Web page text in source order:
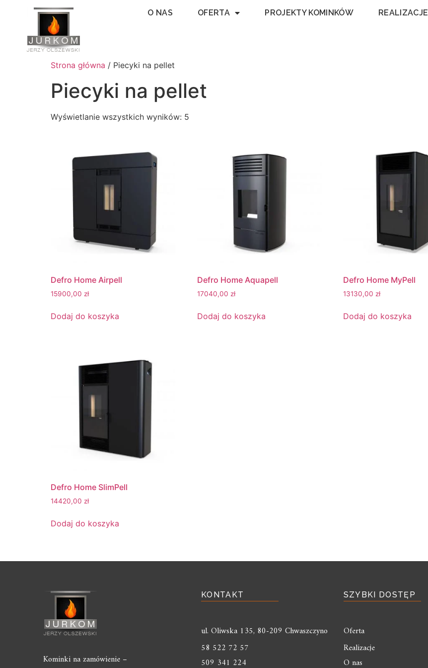
O NAS OFERTA PROJEKTY KOMINKÓW REALIZACJE
Strona główna / Piecyki na pellet
Piecyki na pellet
Wyświetlanie wszystkich wyników: 5
Defro Home Airpell
15900,00 zł
Dodaj do koszyka
Defro Home Aquapell
17040,00 zł
Dodaj do koszyka
Defro Home MyPell
13130,00zł
Dodaj do koszyka
Defro Home SlimPell
14420,00 zł
Dodaj do koszyka
Kominki na zamówienie –
KONTAKT
ul. Oliwska 135, 80-209 Chwaszczyno
58 522 72 57
509 341 224
SZYBKI DOSTĘP
Oferta
Realizacje
O nas